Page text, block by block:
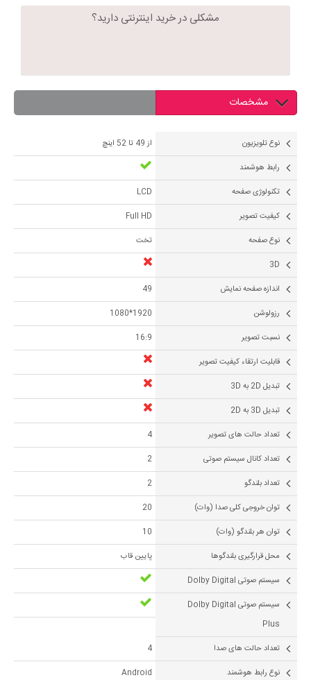
مشکلی در خرید اینترنتی دارید؟
مشخصات
نوع تلویزیون
از 49 تا 52 اینچ
رابط هوشمند
تکنولوژی صفحه
LCD
کیفیت تصویر
Full HD
نوع صفحه
تخت
3D
اندازه صفحه نمایش
49
رزولوشن
1920*1080
نسبت تصویر
16:9
قابلیت ارتقاء کیفیت تصویر
تبدیل 2D به 3D
تبدیل 3D به 2D
تعداد حالت های تصویر
4
تعداد کانال سیستم صوتی
2
تعداد بلندگو
2
توان خروجی کلی صدا (وات)
20
توان هر بلندگو (وات)
10
محل قرارگیری بلندگوها
پایین قاب
سیستم صوتی Dolby Digital
سیستم صوتی Dolby Digital
Plus
تعداد حالت های صدا
4
نوع رابط هوشمند
Android